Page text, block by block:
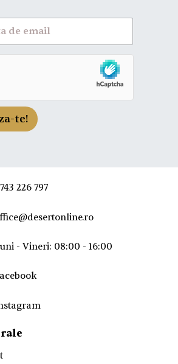
te!
226 797
- Vineri: 08:00 - 16:00